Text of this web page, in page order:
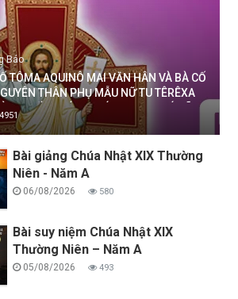
Báo
TÔMA AQUINÔ MAI VĂN HÂN VÀ BÀ CỐ
THÂN PHỤ MẪU NỮ TU TÊRÊXA
MẾN THÁNH GIÁ THANH HOÁ ĐÃ
NGÀY 04/08/2026
Bài giảng Chúa Nhật XIX Thường
Niên - Năm A
06/08/2026 580
Bài suy niệm Chúa Nhật XIX
Thường Niên – Năm A
05/08/2026 493